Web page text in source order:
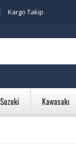
Kargo Takip
Suzuki Kawasakı